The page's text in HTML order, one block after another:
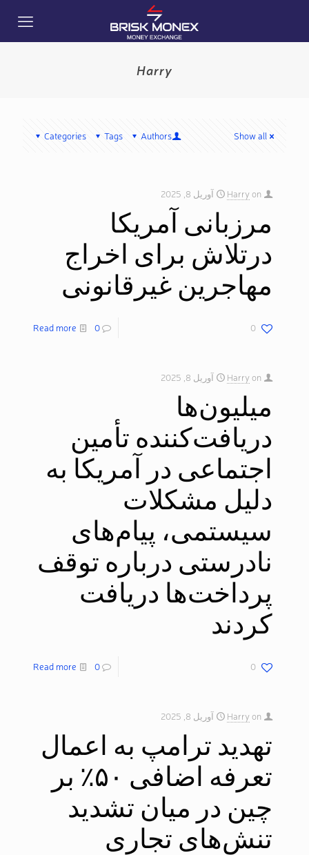
Harry
Categories Tags Authors Show all
Harryon آوریل 8, 2025
مرزبانی آمریکا
درتلاش برای اخراج
مهاجرین غیرقانونی ​
0
0
Read more
Harryon آوریل 8, 2025
میلیون‌ها
دریافت‌کننده تأمین
اجتماعی در آمریکا به
دلیل مشکلات
سیستمی، پیام‌های
نادرستی درباره توقف
پرداخت‌ها دریافت
کردند​
0
0
Read more
Harryon آوریل 8, 2025
تهدید ترامپ به اعمال
تعرفه اضافی ۵۰٪ بر
چین در میان تشدید
تنش‌های تجاری​